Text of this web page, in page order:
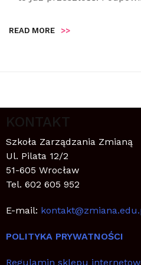
READ MORE >>
KONTAKT
Szkoła Zarządzania Zmianą
Ul. Pilata 12/2
51-605 Wrocław
Tel. 602 605 952
E-mail:
POLITYKA PRYWATNOŚCI
Regulamin sklepu